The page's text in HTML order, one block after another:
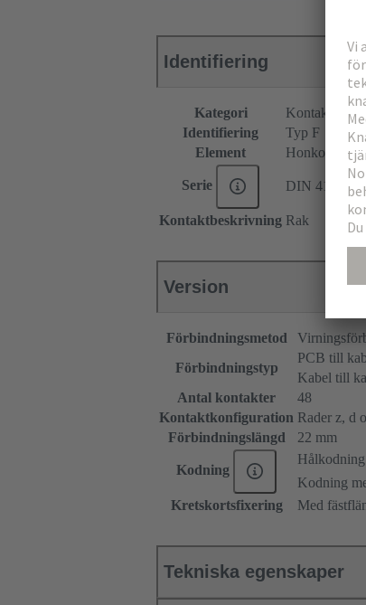
Identifiering
Kategori
Kontaktdon
Identifiering
Typ F
Element
Serie DIN 41612
Kontaktbeskrivning Rak
Version
Förbindningsmetod
Förbindningstyp
PCB till
Kabel till
Antal kontakter
48
Kontaktkonfiguration Rader z, d
Förbindningslängd
22 mm
Kodning
Hålkodning
Kodning
Kretskortsfixering
Med
Tekniska egenskaper